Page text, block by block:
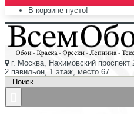
В корзине пусто!
г. Москва, Нахимовский проспект
2 павильон, 1 этаж, место 67